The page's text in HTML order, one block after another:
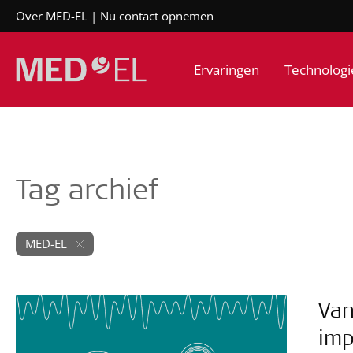
Over MED-EL Nu contact opnemen
Ervaringen
Tag archief
MED-EL